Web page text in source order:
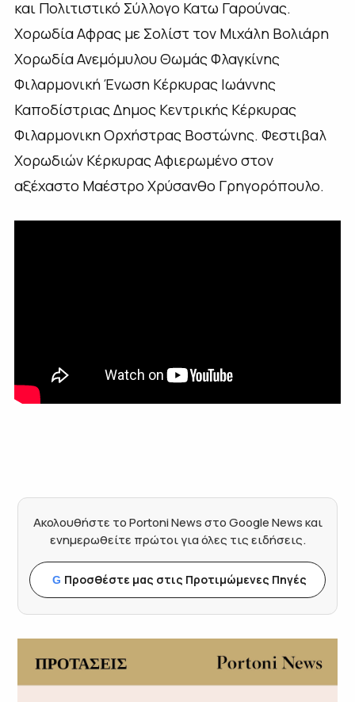
και Πολιτιστικό Σύλλογο Κατω Γαρούνας.
Χορωδία Αφρας με Σολίστ τον Μιχάλη Βολιάρη
Χορωδία Ανεμόμυλου Θωμάς Φλαγκίνης
Φιλαρμονική Ένωση Κέρκυρας Ιωάννης
Καποδίστριας Δημος Κεντρικής Κέρκυρας
Φιλαρμονικη Ορχήστρας Βοστώνης. Φεστιβαλ
Χορωδιών Κέρκυρας Αφιερωμένο στον
αξέχαστο Μαέστρο Χρύσανθο Γρηγορόπουλο.
Ακολουθήστε το Portoni News στο Google News και
ενημερωθείτε πρώτοι για όλες τις ειδήσεις.
G Προσθέστε μας στις Προτιμώμενες Πηγές